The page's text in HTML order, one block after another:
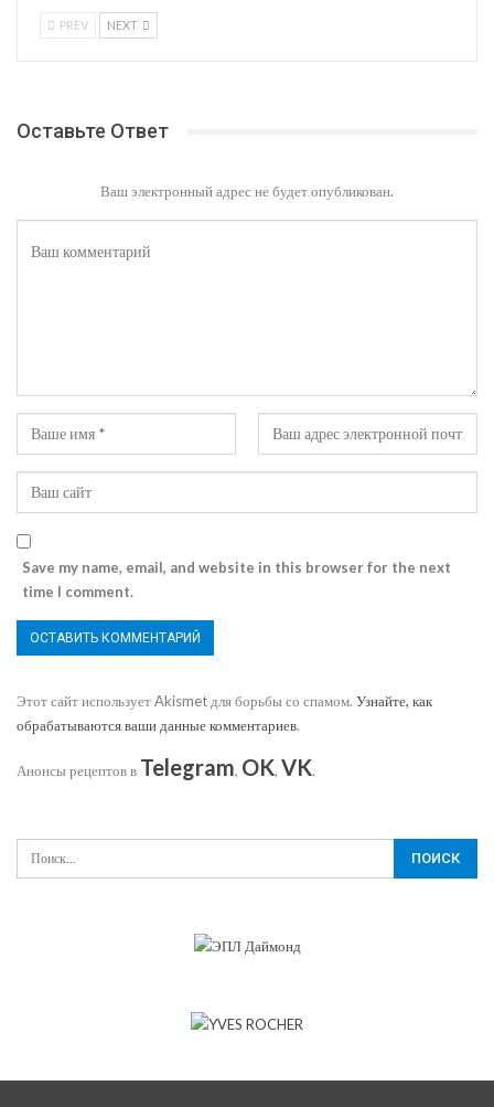
PREV NEXT
Оставьте Ответ
Ваш электронный адрес не будет опубликован.
Save my name, email, and website in this browser for the next
time I comment.
Этот сайт использует Akismet для борьбы со спамом. Узнайте, как
обрабатываются ваши данные комментариев.
Анонсы рецептов в Telegram, OK, VK.